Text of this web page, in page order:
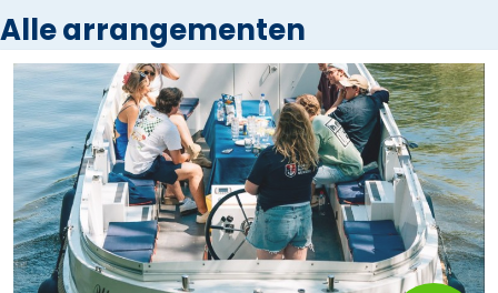
Alle arrangementen